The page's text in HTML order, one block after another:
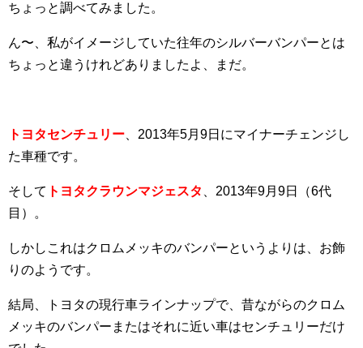
ちょっと調べてみました。
ん〜、私がイメージしていた往年のシルバーバンパーとは
ちょっと違うけれどありましたよ、まだ。
トヨタセンチュリー 、2013年5月9日にマイナーチェンジし
た車種です。
そして トヨタクラウンマジェスタ
、2013年9月9日（6代
目）。
しかしこれはクロムメッキのバンパーというよりは、お飾
りのようです。
結局、トヨタの現行車ラインナップで、昔ながらのクロム
メッキのバンパーまたはそれに近い車はセンチュリーだけ